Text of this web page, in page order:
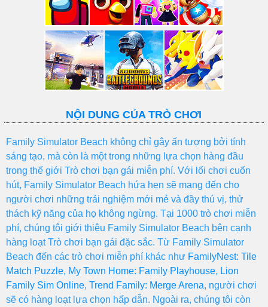
NỘI DUNG CỦA TRÒ CHƠI
Family Simulator Beach không chỉ gây ấn tượng bởi tính
sáng tạo, mà còn là một trong những lựa chọn hàng đầu
trong thế giới Trò chơi bạn gái miễn phí. Với lối chơi cuốn
hút, Family Simulator Beach hứa hẹn sẽ mang đến cho
người chơi những trải nghiệm mới mẻ và đầy thú vị, thử
thách kỹ năng của họ không ngừng. Tại 1000 trò chơi miễn
phí, chúng tôi giới thiệu Family Simulator Beach bên cạnh
hàng loạt Trò chơi bạn gái đặc sắc. Từ Family Simulator
Beach đến các trò chơi miễn phí khác như FamilyNest: Tile
Match Puzzle, My Town Home: Family Playhouse, Lion
Family Sim Online, Trend Family: Merge Arena, người chơi
sẽ có hàng loạt lựa chọn hấp dẫn. Ngoài ra, chúng tôi còn